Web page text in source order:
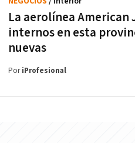
La aerolínea American
internos en esta
nuevas
PoriProfesional